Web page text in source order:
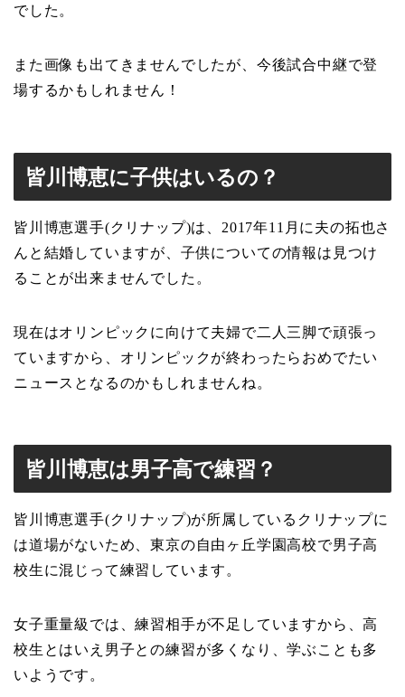
でした。
また画像も出てきませんでしたが、今後試合中継で登
場するかもしれません！
皆川博恵に子供はいるの？
皆川博恵選手(クリナップ)は、2017年11月に夫の拓也さ
んと結婚していますが、子供についての情報は見つけ
ることが出来ませんでした。
現在はオリンピックに向けて夫婦で二人三脚で頑張っ
ていますから、オリンピックが終わったらおめでたい
ニュースとなるのかもしれませんね。
皆川博恵は男子高で練習？
皆川博恵選手(クリナップ)が所属しているクリナップに
は道場がないため、東京の自由ヶ丘学園高校で男子高
校生に混じって練習しています。
女子重量級では、練習相手が不足していますから、高
校生とはいえ男子との練習が多くなり、学ぶことも多
いようです。